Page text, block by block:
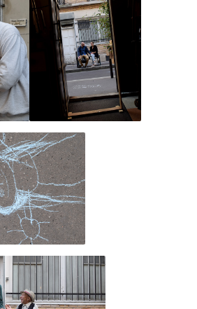
novembre
octobre
septembre
juillet
août
juin
mai
avril
mars
février
janvier